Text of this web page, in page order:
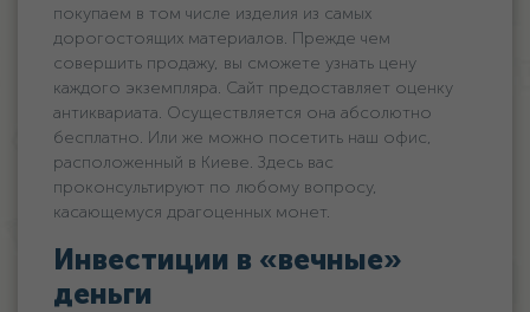
покупаем в том числе изделия из самых
дорогостоящих материалов. Прежде чем
совершить продажу, вы сможете узнать цену
каждого экземпляра. Сайт предоставляет оценку
антиквариата. Осуществляется она абсолютно
бесплатно. Или же можно посетить наш офис,
расположенный в Киеве. Здесь вас
проконсультируют по любому вопросу,
касающемуся драгоценных монет.
Инвестиции в «вечные»
деньги